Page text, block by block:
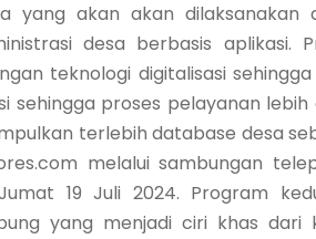
yang akan akan dilaksanakan
desa berbasis aplikasi.
teknologi digitalisasi
proses pelayanan lebih
terlebih database desa
melalui sambungan
19 Juli 2024. Program
yang menjadi ciri khas dari